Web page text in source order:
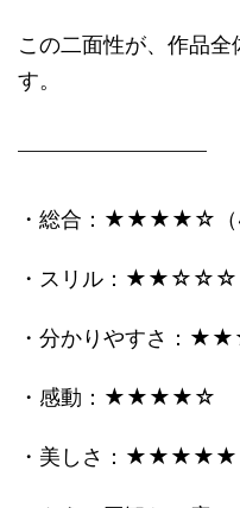
この二面性が、作品全
す。
・総合：★★★★☆（
・スリル：★★☆☆☆
・分かりやすさ：
・感動：★★★★☆
・美しさ：★★★★★